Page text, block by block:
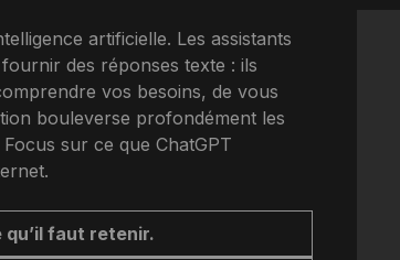
artificielle. Les assistants
des réponses texte : ils
vos besoins, de vous
bouleverse profondément les
sur ce que ChatGPT
faut retenir.